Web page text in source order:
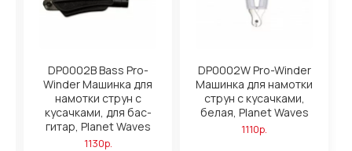
DP0002B Bass Pro-
Winder Машинка для
намотки струн с
кусачками, для бас-
гитар, Planet Waves
1130р.
DP0002W Pro-Winder
Машинка для намотки
струн с кусачками,
белая, Planet Waves
1110р.